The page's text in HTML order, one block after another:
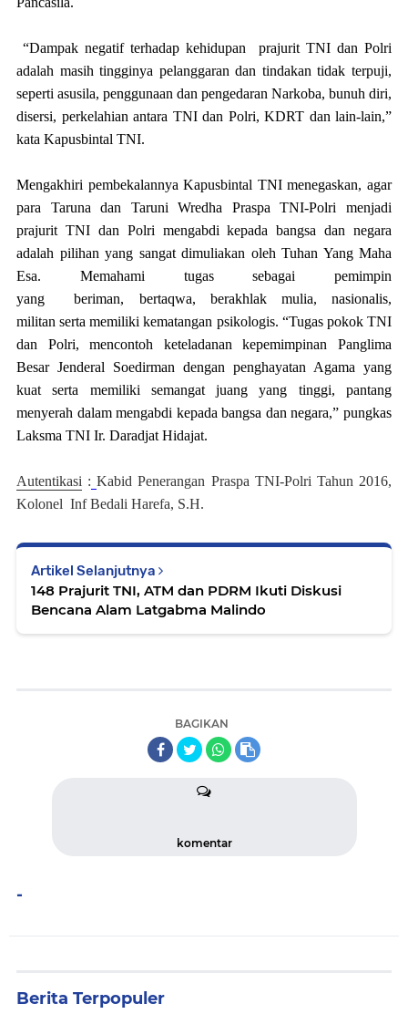
“Dampak negatif terhadap kehidupan prajurit TNI dan Polri
adalah masih tingginya pelanggaran dan tindakan tidak terpuji,
seperti asusila, penggunaan dan pengedaran Narkoba, bunuh diri,
disersi, perkelahian antara TNI dan Polri, KDRT dan lain-lain,”
kata Kapusbintal TNI.
Mengakhiri pembekalannya Kapusbintal TNI menegaskan, agar
para Taruna dan Taruni Wredha Praspa TNI-Polri menjadi
prajurit TNI dan Polri mengabdi kepada bangsa dan negara
adalah pilihan yang sangat dimuliakan oleh Tuhan Yang Maha
Esa.
Memahami tugas sebagai pemimpin
yangberiman, bertaqwa, berakhlak mulia, nasionalis,
militanserta memiliki kematangan psikologis. “Tugas pokok TNI
dan Polri, mencontoh keteladanan kepemimpinan Panglima
Besar Jenderal Soedirman dengan penghayatan Agama yang
kuat serta memiliki semangat juang yang tinggi, pantang
menyerah dalam mengabdi kepada bangsa dan negara,” pungkas
Laksma TNI Ir. Daradjat Hidajat.
Autentikasi : Kabid Penerangan Praspa TNI-Polri Tahun 2016,
Kolonel Inf Bedali Harefa, S.H.
Artikel Selanjutnya
148 Prajurit TNI, ATM dan PDRM Ikuti Diskusi
Bencana Alam Latgabma Malindo
BAGIKAN
komentar
-
Berita Terpopuler